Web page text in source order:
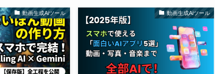
動画生成Aiツール 動画生成Aiツール